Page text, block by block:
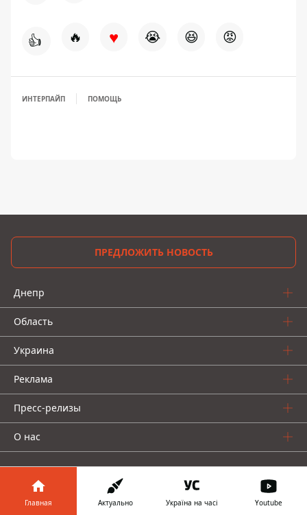
👍 🔥 ♥ 😭 😆 😡
ИНТЕРПАЙП ПОМОЩЬ
ПРЕДЛОЖИТЬ НОВОСТЬ
Днепр
Область
Украина
Реклама
Пресс-релизы
О нас
Главная Актуально Україна на часі Youtube